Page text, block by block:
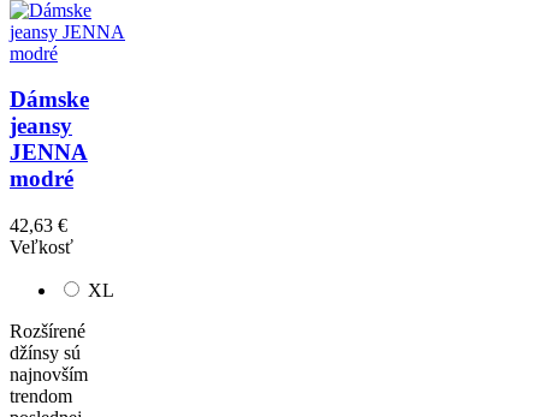
Dámske
jeansy
JENNA
modré
42,63 €
Veľkosť
XL
Rozšírené
džínsy sú
najnovším
trendom